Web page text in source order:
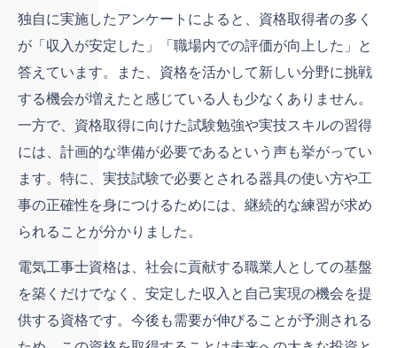
独自に実施したアンケートによると、資格取得者の多く
が「収入が安定した」「職場内での評価が向上した」と
答えています。また、資格を活かして新しい分野に挑戦
する機会が増えたと感じている人も少なくありません。
一方で、資格取得に向けた試験勉強や実技スキルの習得
には、計画的な準備が必要であるという声も挙がってい
ます。特に、実技試験で必要とされる器具の使い方や工
事の正確性を身につけるためには、継続的な練習が求め
られることが分かりました。
電気工事士資格は、社会に貢献する職業人としての基盤
を築くだけでなく、安定した収入と自己実現の機会を提
供する資格です。今後も需要が伸びることが予測される